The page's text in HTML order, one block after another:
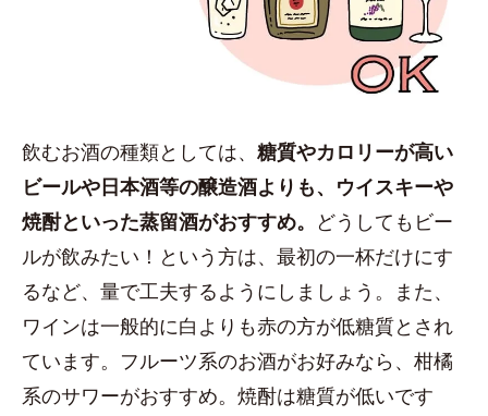
飲むお酒の種類としては、 糖質やカロリーが高い
ビールや日本酒等の醸造酒よりも、ウイスキーや
焼酎といった蒸留酒がおすすめ。 どうしてもビー
ルが飲みたい！という方は、最初の一杯だけにす
るなど、量で工夫するようにしましょう。また、
ワインは一般的に白よりも赤の方が低糖質とされ
ています。フルーツ系のお酒がお好みなら、柑橘
系のサワーがおすすめ。焼酎は糖質が低いです